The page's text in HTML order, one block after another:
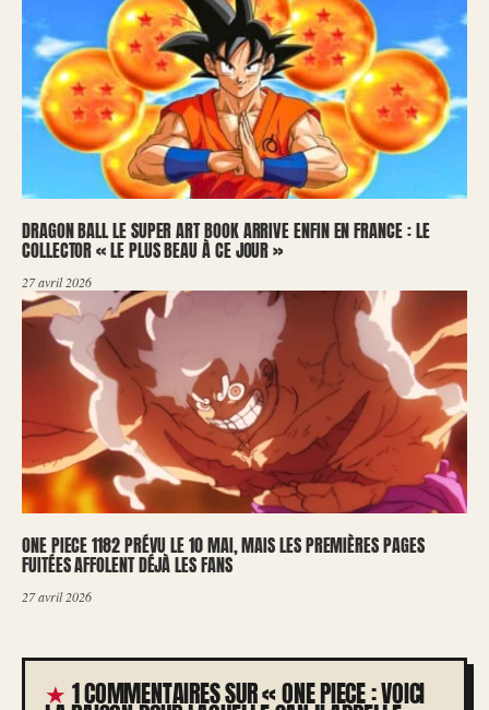
DRAGON BALL LE SUPER ART BOOK ARRIVE ENFIN EN FRANCE : LE
COLLECTOR « LE PLUS BEAU À CE JOUR »
27 avril 2026
ONE PIECE 1182 PRÉVU LE 10 MAI, MAIS LES PREMIÈRES PAGES
FUITÉES AFFOLENT DÉJÀ LES FANS
27 avril 2026
1 COMMENTAIRES SUR « ONE PIECE : VOICI